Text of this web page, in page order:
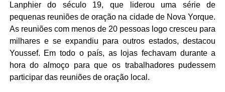
Lanphier do século 19, que liderou uma série de
pequenas reuniões de oração na cidade de Nova Yorque.
As reuniões com menos de 20 pessoas logo cresceu para
milhares e se expandiu para outros estados, destacou
Youssef. Em todo o país, as lojas fechavam durante a
hora do almoço para que os trabalhadores pudessem
participar das reuniões de oração local.